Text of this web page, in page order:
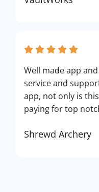
Well made app
service and
app, not only is
paying for top
Shrewd Archery